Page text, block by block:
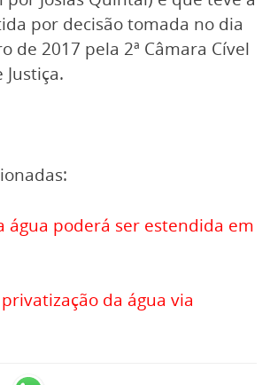
por decisão tomada no dia
de 2017 pela 2ª Câmara Cível
água poderá ser estendida em
da água via